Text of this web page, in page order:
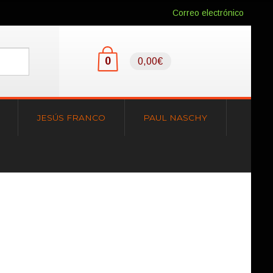
Correo electrónico
0 0,00€
JESÚS FRANCO PAUL NASCHY